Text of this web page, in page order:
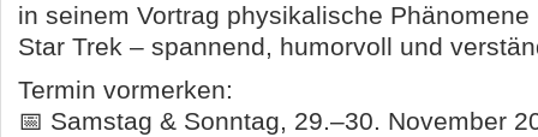
in seinem Vortrag physikalische Phänomene
Star Trek – spannend, humorvoll und
Termin vormerken:
📅 Samstag & Sonntag, 29.–30. November